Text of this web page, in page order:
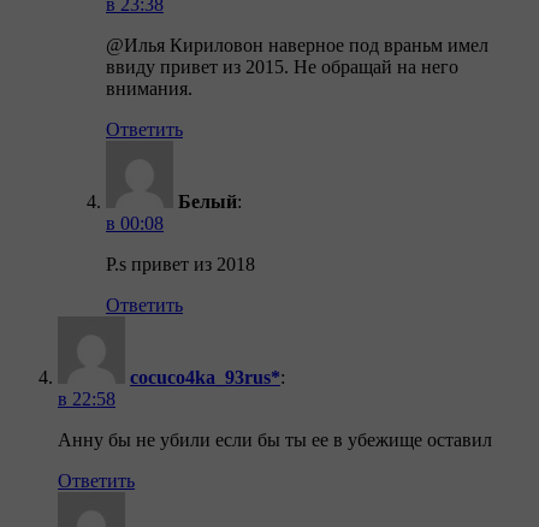
в 23:38
@Илья Кириловон наверное под враньм имел
ввиду привет из 2015. Не обращай на него
внимания.
Ответить
Белый:
в 00:08
P.s привет из 2018
Ответить
cocuco4ka_93rus*:
в 22:58
Анну бы не убили если бы ты ее в убежище оставил
Ответить